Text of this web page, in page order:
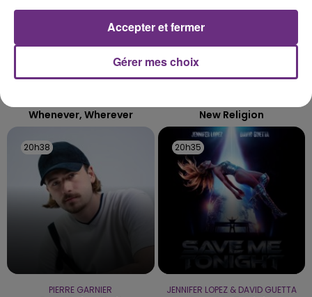
Whenever, Wherever New Religion
20h38
20h38
PIERRE GARNIER
20h35
20h35
JENNIFER LOPEZ & DAVID GUETTA
Gérer mes choix
Accepter et fermer